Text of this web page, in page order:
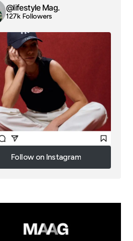
@lifestyle Mag.
127k Followers
Follow on Instagram
Follow on Instagram